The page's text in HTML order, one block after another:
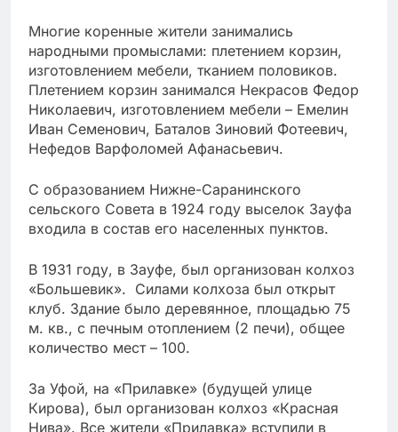
Многие коренные жители занимались
народными промыслами: плетением корзин,
изготовлением мебели, тканием половиков.
Плетением корзин занимался Некрасов Федор
Николаевич, изготовлением мебели – Емелин
Иван Семенович, Баталов Зиновий Фотеевич,
Нефедов Варфоломей Афанасьевич.
С образованием Нижне-Саранинского
сельского Совета в 1924 году выселок Зауфа
входила в состав его населенных пунктов.
В 1931 году, в Зауфе, был организован колхоз
«Большевик». Силами колхоза был открыт
клуб. Здание было деревянное, площадью 75
м. кв., с печным отоплением (2 печи), общее
количество мест – 100.
За Уфой, на «Прилавке» (будущей улице
Кирова), был организован колхоз «Красная
Нива». Все жители «Прилавка» вступили в